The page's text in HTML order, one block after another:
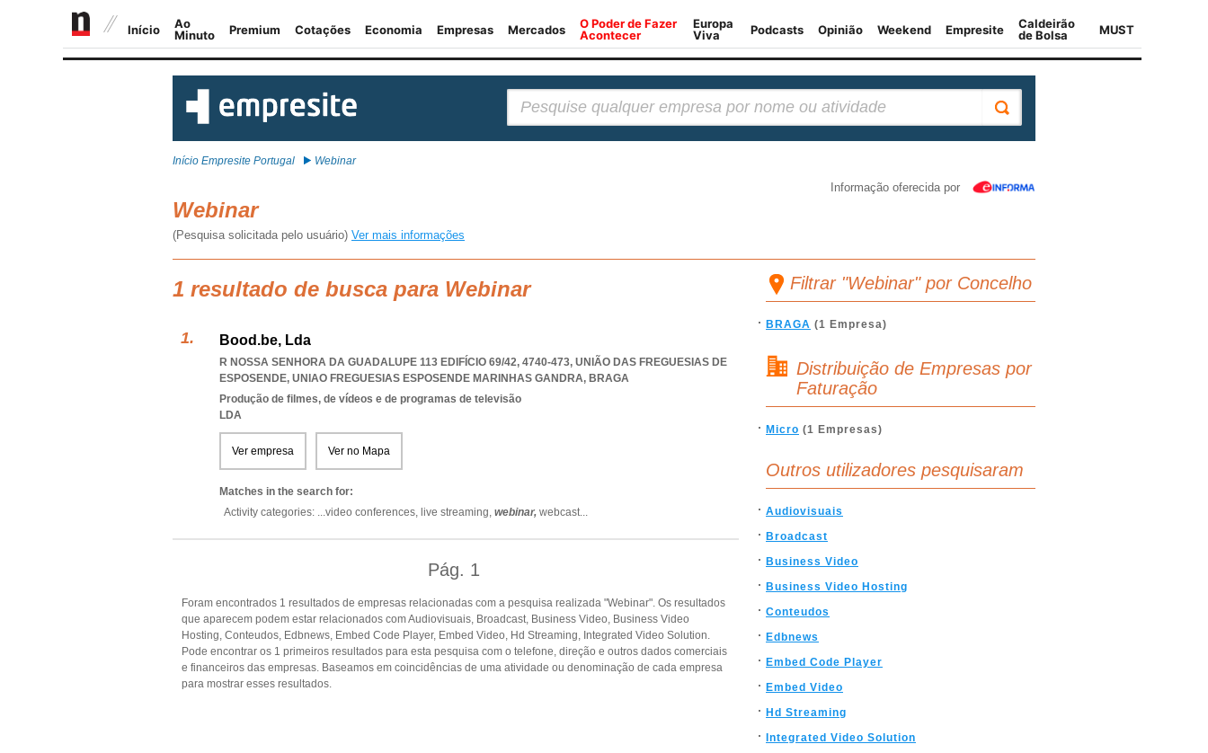
Início Empresite Portugal Webinar
Informação oferecida por
Webinar
(Pesquisa solicitada pelo usuário) Ver mais informações
1 resultado de busca para Webinar
Bood.be, Lda
R NOSSA SENHORA DA GUADALUPE 113 EDIFÍCIO 69/42, 4740-473, UNIÃO DAS FREGUESIAS DE
ESPOSENDE, UNIAO FREGUESIAS ESPOSENDE MARINHAS GANDRA, BRAGA
Produção de filmes, de vídeos e de programas de televisão
LDA
Ver empresa Ver no Mapa
Matches in the search for:
Activity categories: ...video conferences, live streaming, webinar, webcast...
Pág. 1
Foram encontrados 1 resultados de empresas relacionadas com a pesquisa realizada "Webinar". Os resultados
que aparecem podem estar relacionados com Audiovisuais, Broadcast, Business Video, Business Video
Hosting, Conteudos, Edbnews, Embed Code Player, Embed Video, Hd Streaming, Integrated Video Solution.
Pode encontrar os 1 primeiros resultados para esta pesquisa com o telefone, direção e outros dados comerciais
e financeiros das empresas. Baseamos em coincidências de uma atividade ou denominação de cada empresa
para mostrar esses resultados.
Filtrar "Webinar" por Concelho
BRAGA (1 Empresa)
Distribuição de Empresas por
Faturação
Micro (1 Empresas)
Outros utilizadores pesquisaram
Audiovisuais
Broadcast
Business Video
Business Video Hosting
Conteudos
Edbnews
Embed Code Player
Embed Video
Hd Streaming
Integrated Video Solution